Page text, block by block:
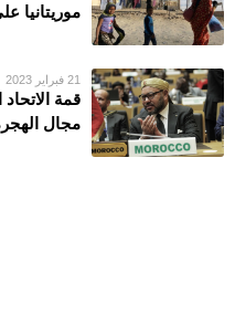
موريتانيا
21 فبراير 2023
قمة
مجال